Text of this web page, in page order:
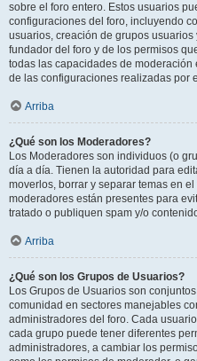
sobre el foro entero. Estos usuarios
configuraciones del foro, incluyendo
usuarios, creación de grupos usuarios
fundador del foro y de los permisos
todas las capacidades de
de las configuraciones realizadas por
Arriba
¿Qué son los Moderadores?
Los Moderadores son individuos (o
día a día. Tienen la autoridad para
moverlos, borrar y separar temas en
moderadores están presentes para
tratado o publiquen spam y/o
Arriba
¿Qué son los Grupos de Usuarios?
Los Grupos de Usuarios son
comunidad en sectores manejables
administradores del foro. Cada
cada grupo puede tener diferentes
administradores, a cambiar los